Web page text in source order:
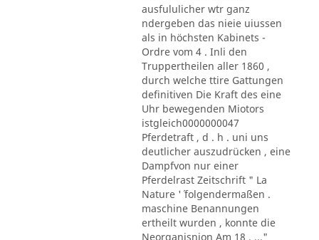
ausfululicher wtr ganz
ndergeben das nieie uiussen
als in höchsten Kabinets -
Ordre vom 4 . Inli den
Truppertheilen aller 1860 ,
durch welche ttire Gattungen
definitiven Die Kraft des eine
Uhr bewegenden Miotors
istgleich0000000047
Pferdetraft , d . h . uni uns
deutlicher auszudrücken , eine
Dampfvon nur einer
Pferdelrast Zeitschrift " La
Nature '´ folgendermaßen .
maschine Benannungen
ertheilt wurden , konnte die
Neorganisnion Am 18 . ..."